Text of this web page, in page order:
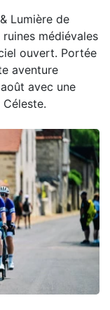
Lumière de
médiévales
ouvert. Portée
aventure
avec une